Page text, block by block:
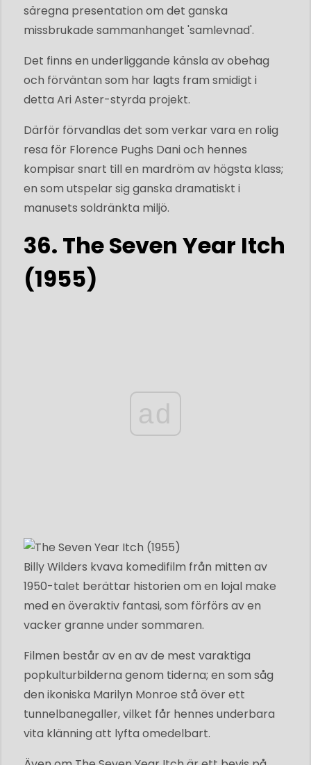
säregna presentation om det ganska
missbrukade sammanhanget 'samlevnad'.
Det finns en underliggande känsla av obehag
och förväntan som har lagts fram smidigt i
detta Ari Aster-styrda projekt.
Därför förvandlas det som verkar vara en rolig
resa för Florence Pughs Dani och hennes
kompisar snart till en mardröm av högsta klass;
en som utspelar sig ganska dramatiskt i
manusets soldränkta miljö.
36. The Seven Year Itch
(1955)
ad
Billy Wilders kvava komedifilm från mitten av
1950-talet berättar historien om en lojal make
med en överaktiv fantasi, som förförs av en
vacker granne under sommaren.
Filmen består av en av de mest varaktiga
popkulturbilderna genom tiderna; en som såg
den ikoniska Marilyn Monroe stå över ett
tunnelbanegaller, vilket får hennes underbara
vita klänning att lyfta omedelbart.